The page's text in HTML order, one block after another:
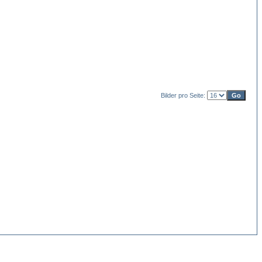
Bilder pro Seite: